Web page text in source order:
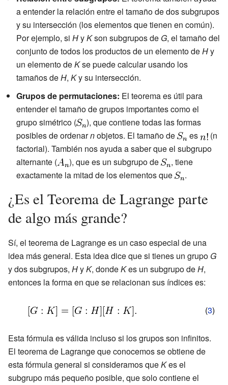
a entender la relación entre el tamaño de dos subgrupos
y su intersección (los elementos que tienen en común).
Por ejemplo, si HyKson subgrupos de G, el tamaño del
conjunto de todos los productos de un elemento deHy
un elemento deKse puede calcular usando los
tamaños deH, Ky su intersección.
Grupos de permutaciones: El teorema es útil para
entender el tamaño de grupos importantes como el
grupo simétrico (
), que contiene todas las formas
posibles de ordenarnobjetos. El tamaño de es
(n
factorial). También nos ayuda a saber que el subgrupo
alternante (
), que es un subgrupo de
, tiene
exactamente la mitad de los elementos que
.
¿Es el Teorema de Lagrange parte
de algo más grande?
Sí, el teorema de Lagrange es un caso especial de una
idea más general. Esta idea dice que si tienes un grupo G
y dos subgrupos, HyK, dondeKes un subgrupo deH,
entonces la forma en que se relacionan sus índices es:
(3)
Esta fórmula es válida incluso si los grupos son infinitos.
El teorema de Lagrange que conocemos se obtiene de
esta fórmula general si consideramos queKes el
subgrupo más pequeño posible, que solo contiene el